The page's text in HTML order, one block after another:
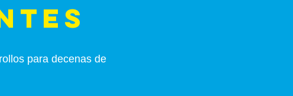
para decenas de